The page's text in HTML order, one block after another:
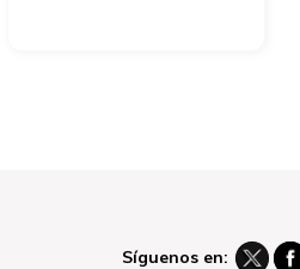
Síguenos en: